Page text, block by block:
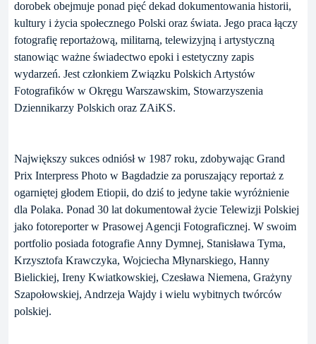
dorobek obejmuje ponad pięć dekad dokumentowania historii,
kultury i życia społecznego Polski oraz świata. Jego praca łączy
fotografię reportażową, militarną, telewizyjną i artystyczną
stanowiąc ważne świadectwo epoki i estetyczny zapis
wydarzeń. Jest członkiem Związku Polskich Artystów
Fotografików w Okręgu Warszawskim, Stowarzyszenia
Dziennikarzy Polskich oraz ZAiKS.
Największy sukces odniósł w 1987 roku, zdobywając Grand
Prix Interpress Photo w Bagdadzie za poruszający reportaż z
ogarniętej głodem Etiopii, do dziś to jedyne takie wyróżnienie
dla Polaka. Ponad 30 lat dokumentował życie Telewizji Polskiej
jako fotoreporter w Prasowej Agencji Fotograficznej. W swoim
portfolio posiada fotografie Anny Dymnej, Stanisława Tyma,
Krzysztofa Krawczyka, Wojciecha Młynarskiego, Hanny
Bielickiej, Ireny Kwiatkowskiej, Czesława Niemena, Grażyny
Szapołowskiej, Andrzeja Wajdy i wielu wybitnych twórców
polskiej.